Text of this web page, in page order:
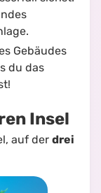
Gebäudes
du das
Insel
auf der drei